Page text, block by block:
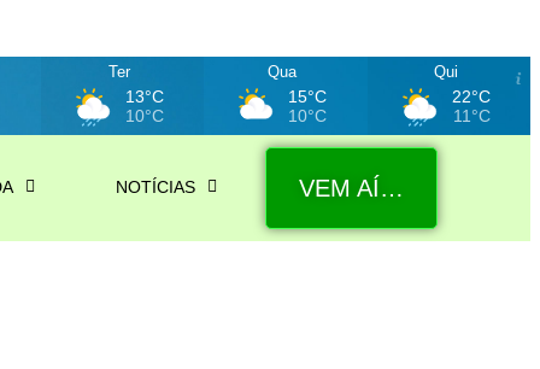
Ter
13°C
10°C
Qua
15°C
10°C
Qui
22°C
11°C
NOTÍCIAS VEM AÍ…